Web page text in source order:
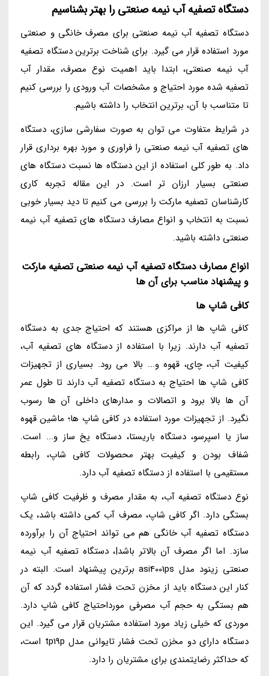
دستگاه تصفیه آب نیمه صنعتی را بهتر بشناسیم
دستگاه تصفیه آب نیمه صنعتی برای مصرف خانگی و صنعتی
مورد استفاده قرار می گیرد. برای شناخت برترین دستگاه تصفیه
آب نیمه صنعتی، ابتدا باید اهمیت نوع مصرف، مقدار آب
تصفیه شده مورد احتیاج و مشخصات آب ورودی را بررسی کنیم
تا متناسب با آن، برترین انتخاب را داشته باشیم.
در شرایط متفاوت می توان به صورت سفارشی سازی، دستگاه
های تصفیه آب نیمه صنعتی را فراوری و مورد بهره برداری قرار
داد. به طور کلی استفاده از این دستگاه ها نسبت دستگاه های
صنعتی بسیار ارزان تر است. در این مقاله تجربه کاری
کارشناسان تصفیه مارکت را بررسی می کنیم تا دید بسیار خوبی
نسبت به انتخاب و انواع مصارف دستگاه های تصفیه آب نیمه
صنعتی داشته باشید.
انواع مصارف دستگاه تصفیه آب نیمه صنعتی تصفیه مارکت
و پیشنهاد مناسب برای آن ها
کافی شاپ ها
کافی شاپ ها از مراکزی هستند که احتیاج جدی به دستگاه
تصفیه آب دارند. زیرا با استفاده از دستگاه های تصفیه آب،
کیفیت آب، چای، قهوه و... بالا می رود. بسیاری از تجهیزات
کافی شاپ ها احتیاج به دستگاه تصفیه آب دارند تا طول عمر
آن ها بالا برود و اتصالات و مدارهای داخلی آن ها رسوب
نگیرد. از تجهیزات مورد استفاده در کافی شاپ ها؛ ماشین قهوه
ساز یا اسپرسو، دستگاه باریستا، دستگاه یخ ساز و... است.
شفاف بودن و کیفیت بهتر محصولات کافی شاپ، رابطه
مستقیمی با استفاده از دستگاه تصفیه آب دارد.
نوع دستگاه تصفیه آب، به مقدار مصرف و ظرفیت کافی شاپ
بستگی دارد. اگر کافی شاپ، مصرف آب کمی داشته باشد، یک
دستگاه تصفیه آب خانگی هم می تواند احتیاج آن را برآورده
سازد. اما اگر مصرف آن بالاتر باشد|، دستگاه تصفیه آب نیمه
صنعتی زینود مدل asi4001ps برترین پیشنهاد است. البته در
کنار این دستگاه باید از مخزن تحت فشار استفاده گردد که آن
هم بستگی به حجم آب مصرفی مورداحتیاج کافی شاپ دارد.
موردی که خیلی زیاد مورد استفاده مشتریان قرار می گیرد. این
دستگاه دارای دو مخزن تحت فشار تایوانی مدل tp19p است،
که حداکثر رضایتمندی برای مشتریان را دارد.